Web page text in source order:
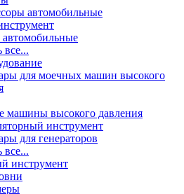
автомобильные
все...
для моечных машин высокого
машины высокого давления
инструмент
для генераторов
все...
инструмент